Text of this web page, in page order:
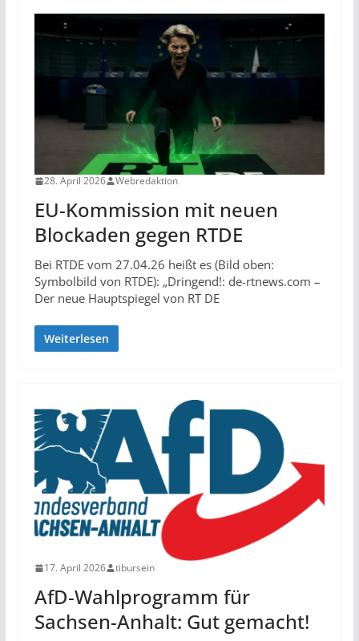
28. April 2026 Webredaktion
EU-Kommission mit neuen
Blockaden gegen RTDE
Bei RTDE vom 27.04.26 heißt es (Bild oben:
Symbolbild von RTDE): „Dringend!: de-rtnews.com –
Der neue Hauptspiegel von RT DE
Weiterlesen
17. April 2026 tibursein
AfD-Wahlprogramm für
Sachsen-Anhalt: Gut gemacht!